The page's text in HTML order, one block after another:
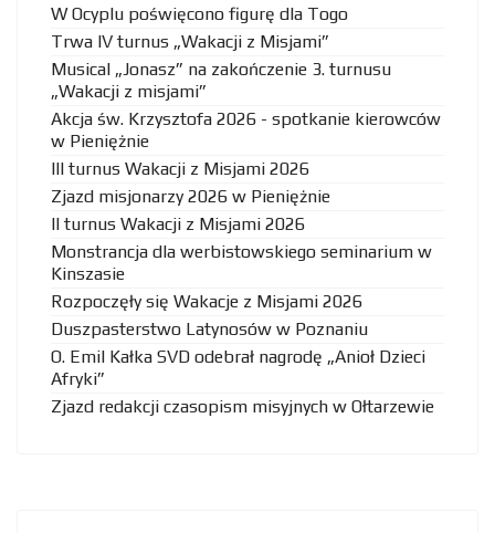
W Ocyplu poświęcono figurę dla Togo
Trwa IV turnus „Wakacji z Misjami”
Musical „Jonasz” na zakończenie 3. turnusu
„Wakacji z misjami”
Akcja św. Krzysztofa 2026 - spotkanie kierowców
w Pieniężnie
III turnus Wakacji z Misjami 2026
Zjazd misjonarzy 2026 w Pieniężnie
II turnus Wakacji z Misjami 2026
Monstrancja dla werbistowskiego seminarium w
Kinszasie
Rozpoczęły się Wakacje z Misjami 2026
Duszpasterstwo Latynosów w Poznaniu
O. Emil Kałka SVD odebrał nagrodę „Anioł Dzieci
Afryki”
Zjazd redakcji czasopism misyjnych w Ołtarzewie